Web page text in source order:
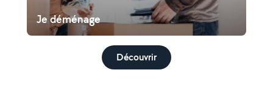
Je déménage
Découvrir